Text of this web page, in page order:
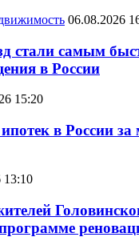
06.08.2026
стали самым
в России
15:20
в России за
13:10